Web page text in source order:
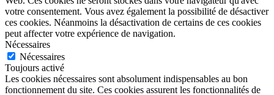
votre consentement. Vous avez également la possibilité de désactiver
ces cookies. Néanmoins la désactivation de certains de ces cookies
peut affecter votre expérience de navigation.
Nécessaires
Nécessaires
Toujours activé
Les cookies nécessaires sont absolument indispensables au bon
fonctionnement du site. Ces cookies assurent les fonctionnalités de